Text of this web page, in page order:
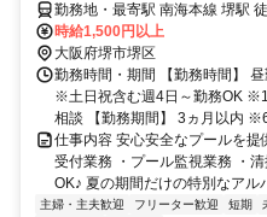
勤務地・最寄駅 南海本線 堺駅
時給1,500円以上
大阪府堺市堺区
勤務時間・期間 【勤務時間】
※土日祝含む週4日～勤務OK
相談 【勤務期間】 3ヵ月以内
仕事内容 安心安全なプールを提
受付業務 ・プール監視業務 ・
OK♪ 夏の期間だけの特別なア
主婦・主夫歓迎 フリーター歓迎 短期